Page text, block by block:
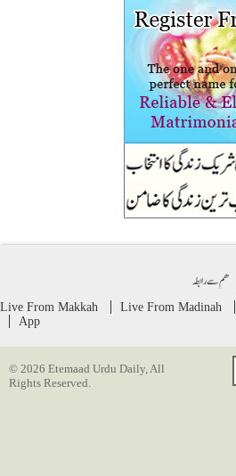
ھم سے رابطہ
Live From Makkah Live From Madinah
App
© 2026 Etemaad Urdu Daily, All
Rights Reserved.